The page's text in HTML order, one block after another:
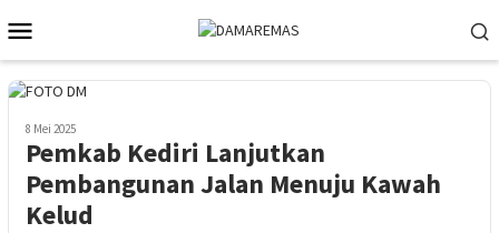
ke
kontenMobile
8 Mei 2025
Pemkab Kediri Lanjutkan
Pembangunan Jalan Menuju Kawah
Kelud